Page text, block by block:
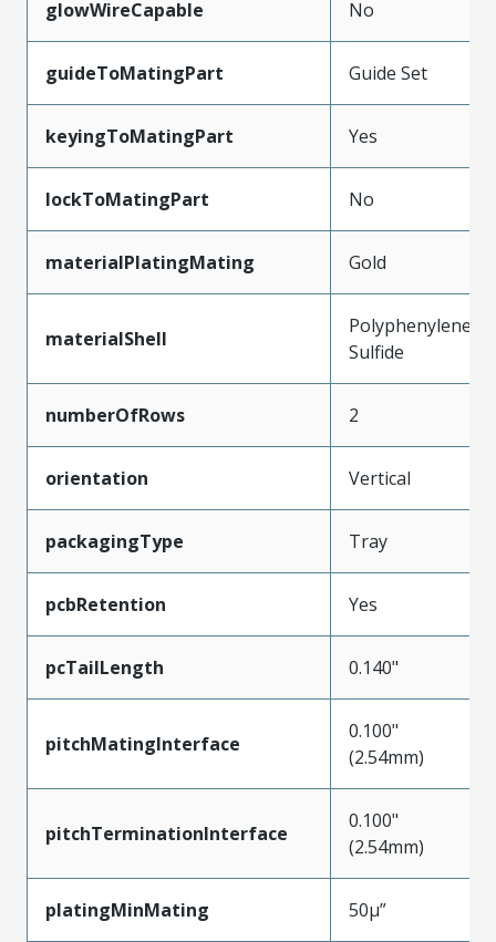
glowWireCapable No
guideToMatingPart Guide Set
keyingToMatingPart Yes
lockToMatingPart No
materialPlatingMating Gold
materialShell
Polyphenylene
Sulfide
numberOfRows 2
orientation Vertical
packagingType Tray
pcbRetention Yes
pcTailLength 0.140"
pitchMatingInterface
0.100"
(2.54mm)
pitchTerminationInterface
0.100"
(2.54mm)
platingMinMating 50µ”